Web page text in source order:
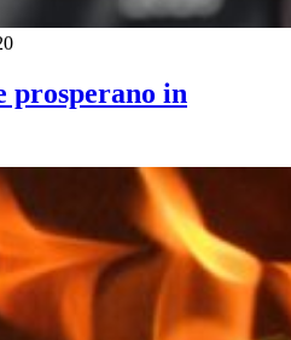
prosperano in